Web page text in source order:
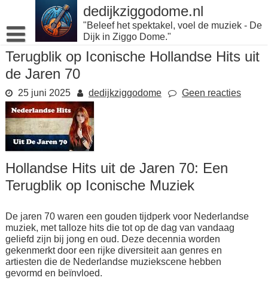
inhoud
gaan
dedijkziggodome.nl
"Beleef het spektakel, voel de muziek - De
Dijk in Ziggo Dome."
Terugblik op Iconische Hollandse Hits uit
de Jaren 70
25 juni 2025 dedijkziggodome Geen reacties
Hollandse Hits uit de Jaren 70: Een
Terugblik op Iconische Muziek
De jaren 70 waren een gouden tijdperk voor Nederlandse
muziek, met talloze hits die tot op de dag van vandaag
geliefd zijn bij jong en oud. Deze decennia worden
gekenmerkt door een rijke diversiteit aan genres en
artiesten die de Nederlandse muziekscene hebben
gevormd en beïnvloed.